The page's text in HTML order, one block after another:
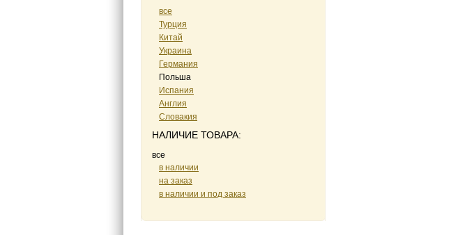
все
Турция
Китай
Украина
Германия
Польша
Испания
Англия
Словакия
НАЛИЧИЕ ТОВАРА:
все
в наличии
на заказ
в наличии и под заказ